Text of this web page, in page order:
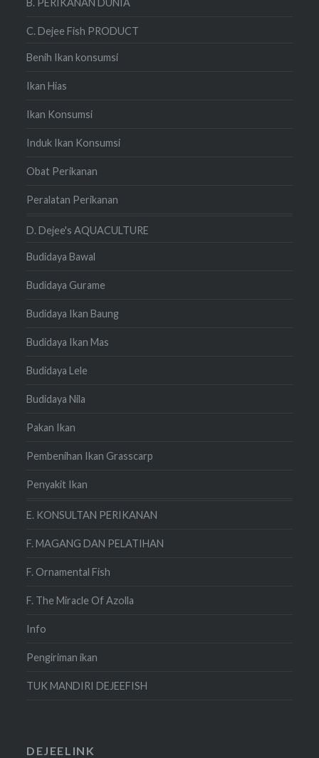
C. Dejee Fish PRODUCT
Benih Ikan konsumsi
Ikan Hias
Ikan Konsumsi
Induk Ikan Konsumsi
Obat Perikanan
Peralatan Perikanan
D. Dejee's AQUACULTURE
Budidaya Bawal
Budidaya Gurame
Budidaya Ikan Baung
Budidaya Ikan Mas
Budidaya Lele
Budidaya Nila
Pakan Ikan
Pembenihan Ikan Grasscarp
Penyakit Ikan
E. KONSULTAN PERIKANAN
F. MAGANG DAN PELATIHAN
F. Ornamental Fish
F. The Miracle Of Azolla
Info
Pengiriman ikan
TUK MANDIRI DEJEEFISH
DEJEELINK